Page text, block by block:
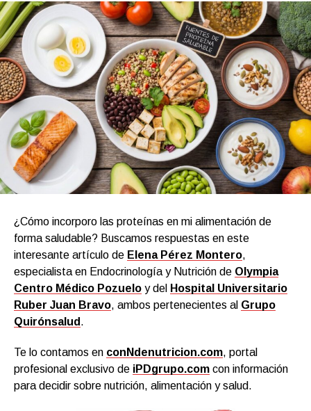
¿Cómo incorporo las proteínas en mi alimentación de
forma saludable? Buscamos respuestas en este
interesante artículo de Elena Pérez Montero,
especialista en Endocrinología y Nutrición de Olympia
Centro Médico Pozuelo y del Hospital Universitario
Ruber Juan Bravo, ambos pertenecientes al Grupo
Quirónsalud .
Te lo contamos en conNdenutricion.com, portal
profesional exclusivo de iPDgrupo.com con información
para decidir sobre nutrición, alimentación y salud.